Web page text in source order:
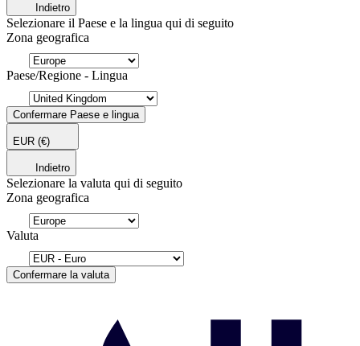
Indietro
Selezionare il Paese e la lingua qui di seguito
Zona geografica
Paese/Regione - Lingua
Confermare Paese e lingua
EUR (€)
Indietro
Selezionare la valuta qui di seguito
Zona geografica
Valuta
Confermare la valuta